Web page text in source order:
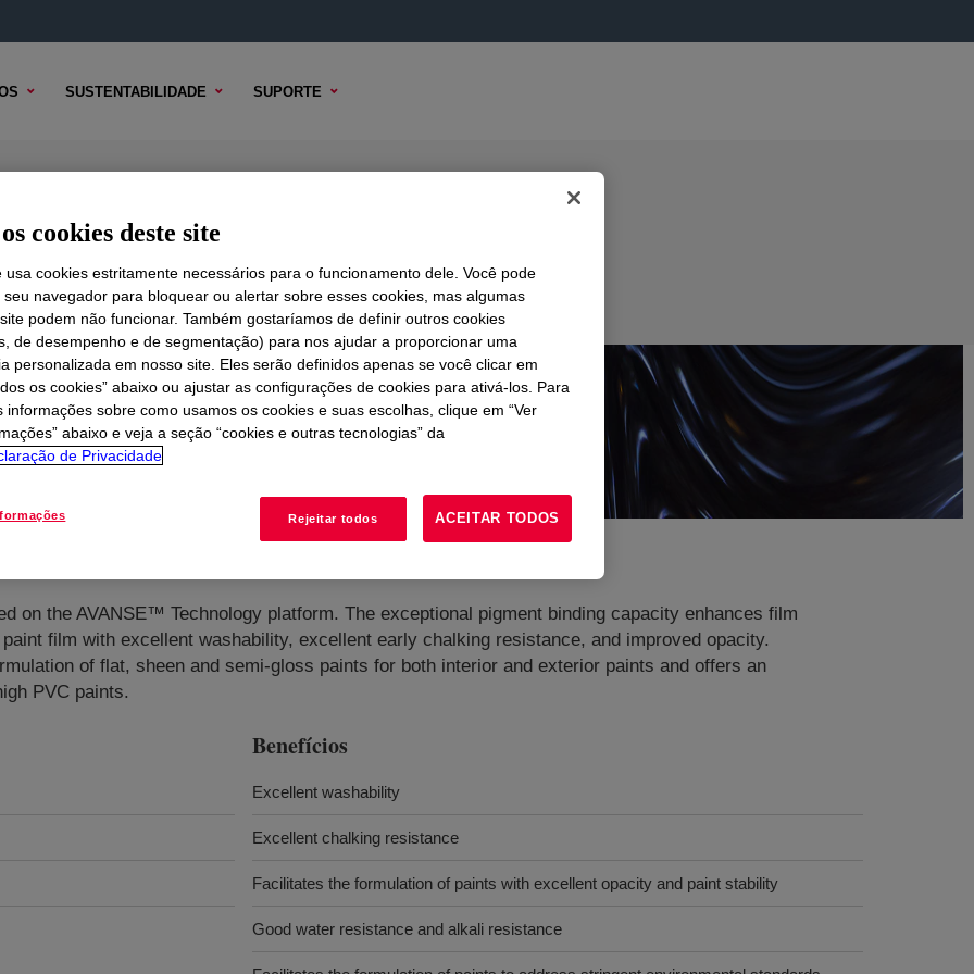
SUSTENTABILIDADE SUPORTE
TÉCNICO OPÇÕES DE AMOSTRA OPÇÕES DE COMPRA
on the AVANSE™ Technology platform. The exceptional pigment binding capacity enhances film
film with excellent washability, excellent early chalking resistance, and improved opacity.
of flat, sheen and semi-gloss paints for both interior and exterior paints and offers an
PVC paints.
Benefícios
Excellent washability
Excellent chalking resistance
Facilitates the formulation of paints with excellent opacity and paint stability
Good water resistance and alkali resistance
cookies deste site
usa cookies estritamente necessários para o funcionamento dele. Você pode
navegador para bloquear ou alertar sobre esses cookies, mas algumas
podem não funcionar. Também gostaríamos de definir outros cookies
de desempenho e de segmentação) para nos ajudar a proporcionar uma
personalizada em nosso site. Eles serão definidos apenas se você clicar em
os cookies” abaixo ou ajustar as configurações de cookies para ativá-los. Para
informações sobre como usamos os cookies e suas escolhas, clique em “Ver
abaixo e veja a seção “cookies e outras tecnologias” da
de Privacidade
Rejeitar todos ACEITAR TODOS